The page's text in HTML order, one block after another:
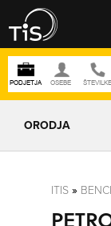
ORODJA
ITIS »